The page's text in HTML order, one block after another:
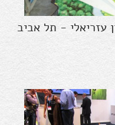
עזריאלי - תל אביב